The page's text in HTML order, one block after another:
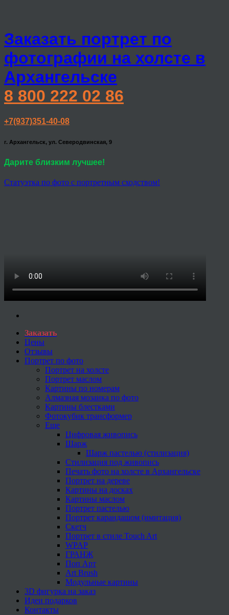
Заказать портрет по
фотографии на холсте в
Архангельске
8 800 222 02 86
+7(937)351-40-08
г. Архангельск, ул. Северодвинская, 9
Дарите близким лучшее!
Статуэтка по фото с портретным сходством!
Заказать
Цены
Отзывы
Портрет по фото
Портрет на холсте
Портрет маслом
Картины по номерам
Алмазная мозаика по фото
Картины блестками
Фотокубик трансформер
Еще
Цифровая живопись
Шарж
Шарж пастелью (стилизация)
Стилизация под живопись
Печать фото на холсте в Архангельске
Портрет на дереве
Картины на досках
Картины маслом
Портрет пастелью
Портрет карандашом (имитация)
Скетч
Портрет в стиле Touch Art
WPAP
ГРАНЖ
Поп Арт
Art Brush
Модульные картины
3D фигурка на заказ
Идеи подарков
Контакты